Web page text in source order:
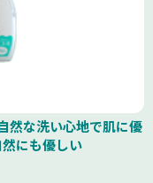
然な洗い心地で肌に優
にも優しい